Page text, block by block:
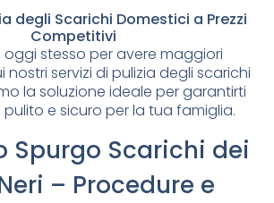
degli Scarichi Domestici a Prezzi
Competitivi
stesso per avere maggiori
nostri servizi di pulizia degli scarichi
la soluzione ideale per garantirti
e sicuro per la tua famiglia.
Spurgo Scarichi dei
– Procedure e